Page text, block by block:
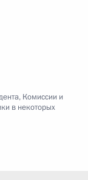
, Комиссии и
в некоторых